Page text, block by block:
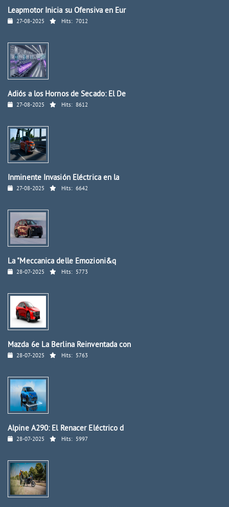
Leapmotor Inicia su Ofensiva en Eur
27-08-2025 Hits: 7012
Adiós a los Hornos de Secado: El De
27-08-2025 Hits: 8612
Inminente Invasión Eléctrica en la
27-08-2025 Hits: 6642
La "Meccanica delle Emozioni&q
28-07-2025 Hits: 5773
Mazda 6e La Berlina Reinventada con
28-07-2025 Hits: 5763
Alpine A290: El Renacer Eléctrico d
28-07-2025 Hits: 5997